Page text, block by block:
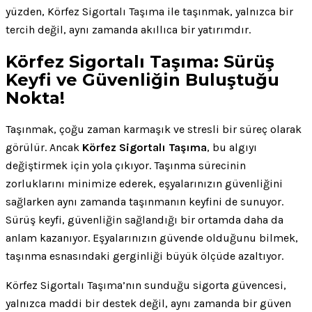
yüzden, Körfez Sigortalı Taşıma ile taşınmak, yalnızca bir
tercih değil, aynı zamanda akıllıca bir yatırımdır.
Körfez Sigortalı Taşıma: Sürüş
Keyfi ve Güvenliğin Buluştuğu
Nokta!
Taşınmak, çoğu zaman karmaşık ve stresli bir süreç olarak
görülür. Ancak Körfez Sigortalı Taşıma, bu algıyı
değiştirmek için yola çıkıyor. Taşınma sürecinin
zorluklarını minimize ederek, eşyalarınızın güvenliğini
sağlarken aynı zamanda taşınmanın keyfini de sunuyor.
Sürüş keyfi, güvenliğin sağlandığı bir ortamda daha da
anlam kazanıyor. Eşyalarınızın güvende olduğunu bilmek,
taşınma esnasındaki gerginliği büyük ölçüde azaltıyor.
Körfez Sigortalı Taşıma’nın sunduğu sigorta güvencesi,
yalnızca maddi bir destek değil, aynı zamanda bir güven